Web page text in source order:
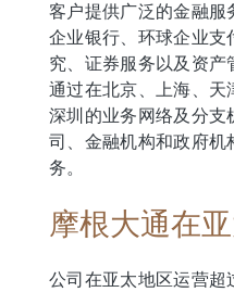
客户提供广泛的金融服
企业银行、环球企业支
究、证券服务以及资产
通过在北京、上海、天
深圳的业务网络及分支
司、金融机构和政府机
务。
摩根大通在
公司在亚太地区运营超